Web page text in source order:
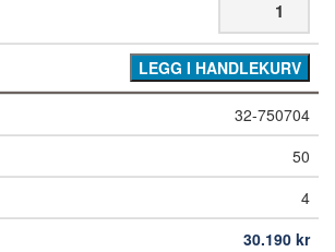
LEGG I HANDLEKURV
32-750704
50
4
30.190 kr